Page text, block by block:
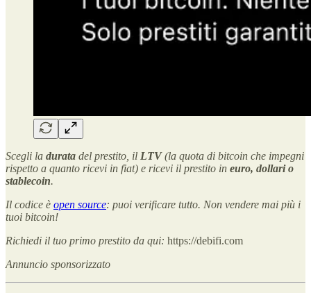
Scegli la durata del prestito, il LTV(la quota di bitcoin che impegni
rispetto a quanto ricevi in fiat) e ricevi il prestito in euro, dollari o
stablecoin.
Il codice è open source: puoi verificare tutto. Non vendere mai più i
tuoi bitcoin!
Richiedi il tuo primo prestito da qui: https://debifi.com
Annuncio sponsorizzato